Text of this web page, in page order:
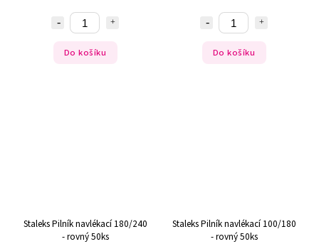
Do košíku Do košíku
Staleks Pilník navlékací 180/240
- rovný 50ks
Staleks Pilník navlékací 100/180
- rovný 50ks